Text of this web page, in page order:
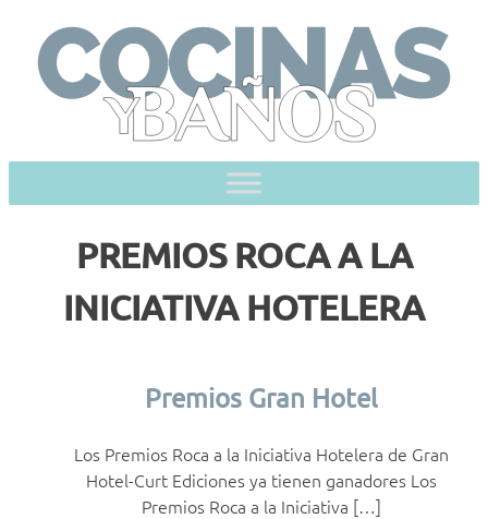
content
PREMIOS ROCA A LA
INICIATIVA HOTELERA
Premios Gran Hotel
Los Premios Roca a la Iniciativa Hotelera de Gran
Hotel-Curt Ediciones ya tienen ganadores Los
Premios Roca a la Iniciativa […]